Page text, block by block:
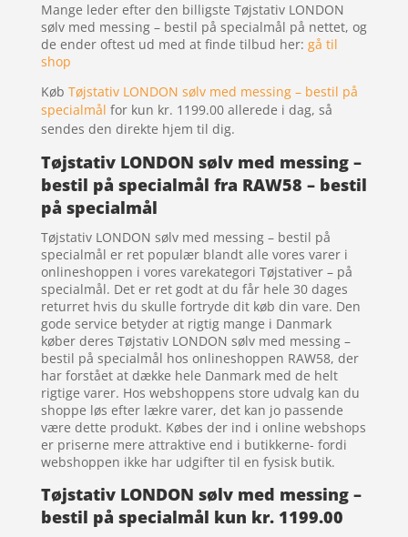
Mange leder efter den billigste Tøjstativ LONDON
sølv med messing – bestil på specialmål på nettet, og
de ender oftest ud med at finde tilbud her: gå til
shop
Køb Tøjstativ LONDON sølv med messing – bestil på
specialmål for kun kr. 1199.00 allerede i dag, så
sendes den direkte hjem til dig.
Tøjstativ LONDON sølv med messing –
bestil på specialmål fra RAW58 – bestil
på specialmål
Tøjstativ LONDON sølv med messing – bestil på
specialmål er ret populær blandt alle vores varer i
onlineshoppen i vores varekategori Tøjstativer – på
specialmål. Det er ret godt at du får hele 30 dages
returret hvis du skulle fortryde dit køb din vare. Den
gode service betyder at rigtig mange i Danmark
køber deres Tøjstativ LONDON sølv med messing –
bestil på specialmål hos onlineshoppen RAW58, der
har forstået at dække hele Danmark med de helt
rigtige varer. Hos webshoppens store udvalg kan du
shoppe løs efter lækre varer, det kan jo passende
være dette produkt. Købes der ind i online webshops
er priserne mere attraktive end i butikkerne- fordi
webshoppen ikke har udgifter til en fysisk butik.
Tøjstativ LONDON sølv med messing –
bestil på specialmål kun kr. 1199.00